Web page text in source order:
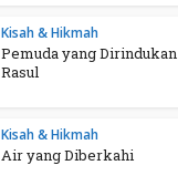
Kisah & Hikmah
Pemuda yang Dirindukan
Rasul
Kisah & Hikmah
Air yang Diberkahi